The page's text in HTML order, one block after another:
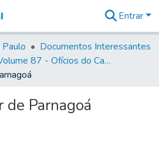
&
Coleções
Tudo na
Biblioteca
Estatísticas
Entrar
Documentos Interessantes
Volume 87 - Ofícios do Capitão General Antonio Manoel de Melo Castro e Mendonça (1797- 1801)
de Parnagoá